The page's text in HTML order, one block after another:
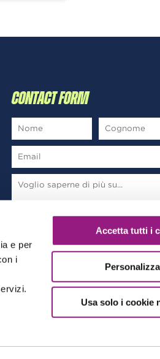
e per
i
Accetta tutti i
Personalizza
Usa solo i cookie
CONTACT FORM